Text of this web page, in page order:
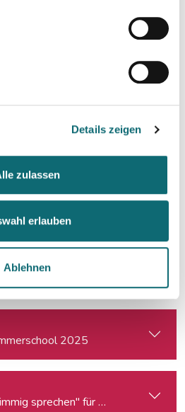
Details zeigen
zulassen
erlauben
Ablehnen
für Podcasts (Einsteiger:innen)
Impact, Challenges, and
2025
sprechen" für Podcast,